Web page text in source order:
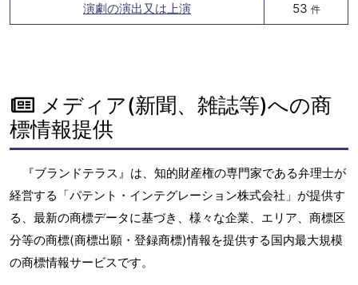
演劇の演出又は上演 53 件
メディア(新聞、雑誌等)への商
標情報提供
『ブランドテラス』は、知的財産権の専門家である弁理士が
経営する「パテント・インテグレーション株式会社」が提供す
る、最新の商標データに基づき、様々な企業、エリア、商標区
分等の商標(商標出願・登録商標)情報を提供する国内最大規模
の商標情報サービスです。